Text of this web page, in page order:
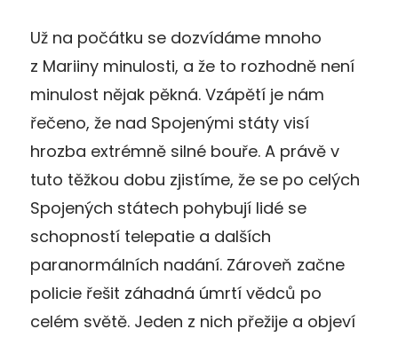
Už na počátku se dozvídáme mnoho
z Mariiny minulosti, a že to rozhodně není
minulost nějak pěkná. Vzápětí je nám
řečeno, že nad Spojenými státy visí
hrozba extrémně silné bouře. A právě v
tuto těžkou dobu zjistíme, že se po celých
Spojených státech pohybují lidé se
schopností telepatie a dalších
paranormálních nadání. Zároveň začne
policie řešit záhadná úmrtí vědců po
celém světě. Jeden z nich přežije a objeví